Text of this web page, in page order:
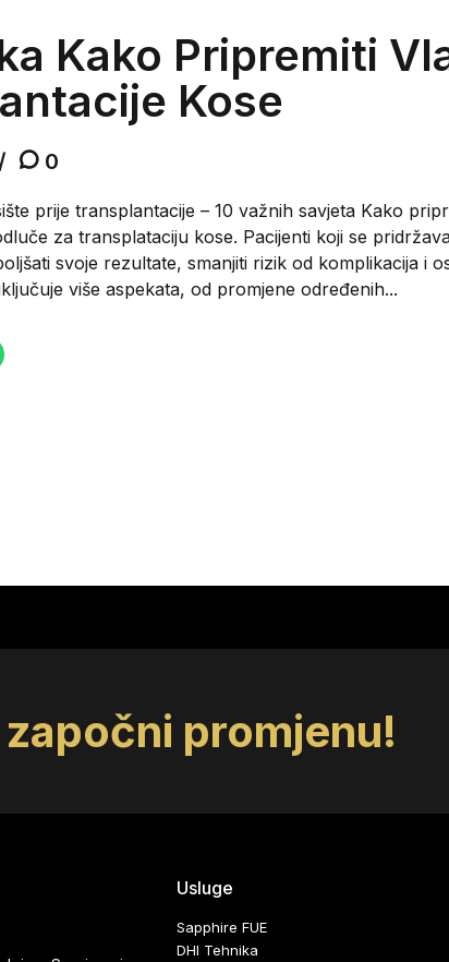
Kako Pripremiti
Kose
0
prije transplantacije – 10 važnih savjeta Kako
za transplataciju kose. Pacijenti koji se
svoje rezultate, smanjiti rizik od komplikacija i
više aspekata, od promjene određenih...
započni promjenu!
Usluge
Sapphire FUE
DHI Tehnika